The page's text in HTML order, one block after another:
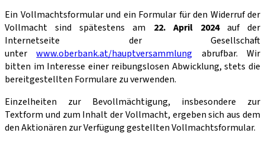
Ein Vollmachtsformular und ein Formular für den Widerruf der
Vollmacht sind spätestens am 22. April 2024auf der
Internetseite der Gesellschaft
unterwww.oberbank.at/hauptversammlung abrufbar. Wir
bitten im Interesse einer reibungslosen Abwicklung, stets die
bereitgestellten Formulare zu verwenden.
Einzelheiten zur Bevollmächtigung, insbesondere zur
Textform und zum Inhalt der Vollmacht, ergeben sich aus dem
den Aktionären zur Verfügung gestellten Vollmachtsformular.